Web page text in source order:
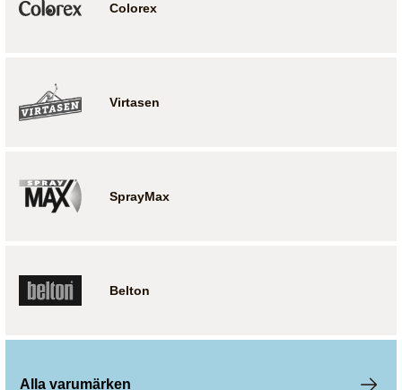
Colorex
Virtasen
SprayMax
Belton
Alla varumärken